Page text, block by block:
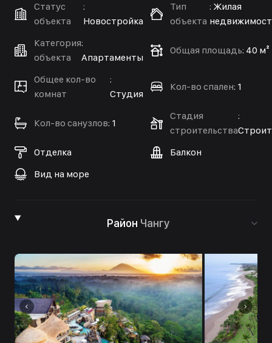
Статус
объекта
:
Новостройка
Тип
объекта
: Жилая
Категория
объекта
:
Апартаменты
Общая площадь: 40 м²
Общее кол-во
комнат
:
Студия
Кол-во спален: 1
Кол-во санузлов: 1
Стадия
строительства
:
Отделка
Балкон
Вид на море
Район Чангу